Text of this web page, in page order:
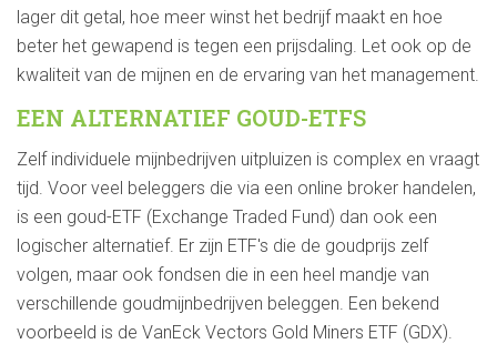
lager dit getal, hoe meer winst het bedrijf maakt en hoe
beter het gewapend is tegen een prijsdaling. Let ook op de
kwaliteit van de mijnen en de ervaring van het management.
EEN ALTERNATIEF GOUD-ETFS
Zelf individuele mijnbedrijven uitpluizen is complex en vraagt
tijd. Voor veel beleggers die via een online broker handelen,
is een goud-ETF (Exchange Traded Fund) dan ook een
logischer alternatief. Er zijn ETF's die de goudprijs zelf
volgen, maar ook fondsen die in een heel mandje van
verschillende goudmijnbedrijven beleggen. Een bekend
voorbeeld is de VanEck Vectors Gold Miners ETF (GDX).